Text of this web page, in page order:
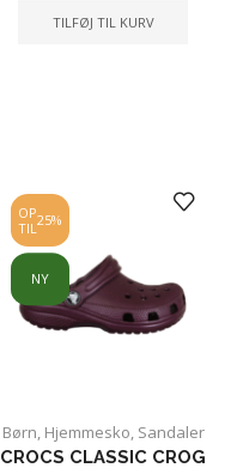
TILFØJ TIL KURV
OP
TIL 25%
NY
Børn, Hjemmesko, Sandaler
CROCS CLASSIC CROG